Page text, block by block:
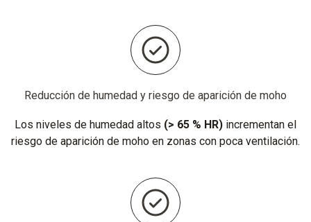
Reducción de humedad y riesgo de aparición de moho
Los niveles de humedad altos (> 65 % HR) incrementan el
riesgo de aparición de moho en zonas con poca ventilación.